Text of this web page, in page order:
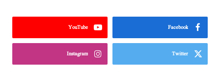
Facebook
YouTube
Twitter
Instagram